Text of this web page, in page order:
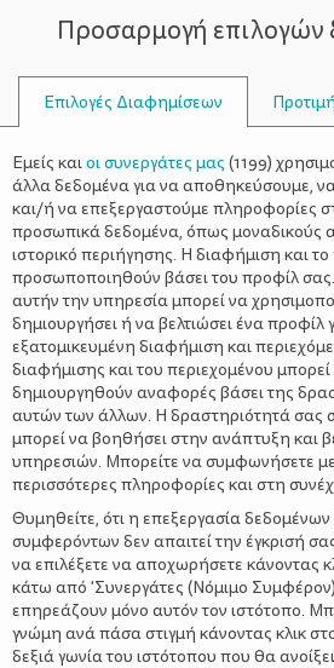
ΒΙΟΛΟΓΙΚΆ
Προσαρμογή επιλογών
Επιλογές Διαφημίσεων
Εμείς καιοι συνεργάτες μας (1199)
άλλα δεδομένα για να αποθηκεύσουμε,
και/ή να επεξεργαστούμε πληροφορίες
προσωπικά δεδομένα, όπως μοναδικούς
ιστορικό περιήγησης. Η διαφήμιση και
προσωποποιηθούν βάσει του προφίλ
αυτήν την υπηρεσία μπορεί να
δημιουργήσει ή να βελτιώσει ένα προφίλ
εξατομικευμένη διαφήμιση και
διαφήμισης και του περιεχομένου
δημιουργηθούν αναφορές βάσει της
αυτών των άλλων. Η δραστηριότητά σας
μπορεί να βοηθήσει στην ανάπτυξη και
υπηρεσιών. Μπορείτε να συμφωνήσετε
περισσότερες πληροφορίες και στη
Θυμηθείτε, ότι η επεξεργασία
συμφερόντων δεν απαιτεί την έγκρισή
να επιλέξετε να αποχωρήσετε κάνοντας
κάτω από 'Συνεργάτες (Νόμιμο
επηρεάζουν μόνο αυτόν τον ιστότοπο.
γνώμη ανά πάσα στιγμή κάνοντας κλικ
δεξιά γωνία του ιστότοπου που θα